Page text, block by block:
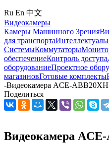
Ru En 中文
Видеокамеры
Камеры Машинного Зрения
для транспорта
СистемыКоммутаторы
обеспечениеКонтроль доступа
оборудованиеПроектное
магазиновГотовые комплекты
-Видеокамера ACE-
Поделиться
Видеокамера